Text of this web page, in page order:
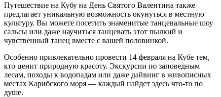
Путешествие на Кубу на День Святого Валентина также
предлагает уникальную возможность окунуться в местную
культуру. Вы можете посетить знаменитые танцевальные шоу
сальсы или даже научиться танцевать этот пылкий и
чувственный танец вместе с вашей половинкой.
Особенно привлекательно провести 14 февраля на Кубе тем,
кто ценит природную красоту. Экскурсии по заповедным
лесам, походы к водопадам или даже дайвинг в живописных
местах Карибского моря — каждый найдет здесь что-то по
душе.